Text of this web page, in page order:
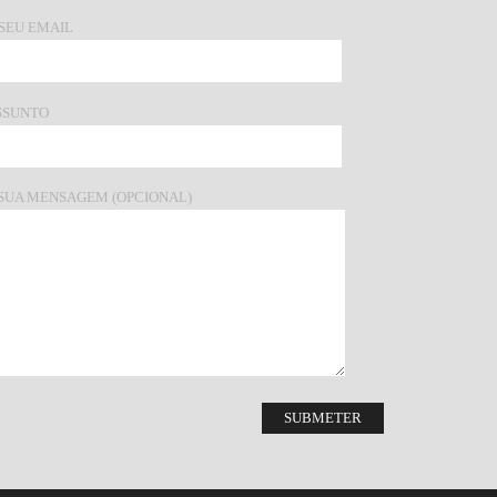
EMAIL
MENSAGEM (OPCIONAL)